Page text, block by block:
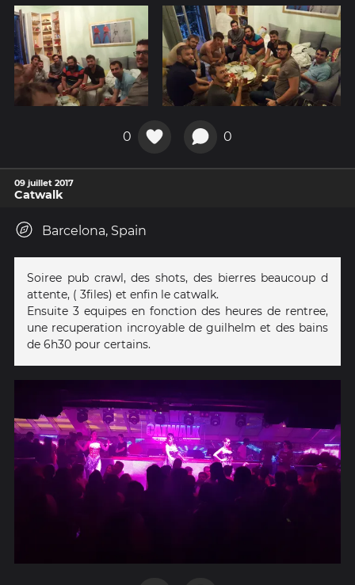
0 0
09 juillet 2017
Catwalk
Barcelona, Spain
Soiree pub crawl, des shots, des bierres beaucoup d
attente, ( 3files) et enfin le catwalk.
Ensuite 3 equipes en fonction des heures de rentree,
une recuperation incroyable de guilhelm et des bains
de 6h30 pour certains.